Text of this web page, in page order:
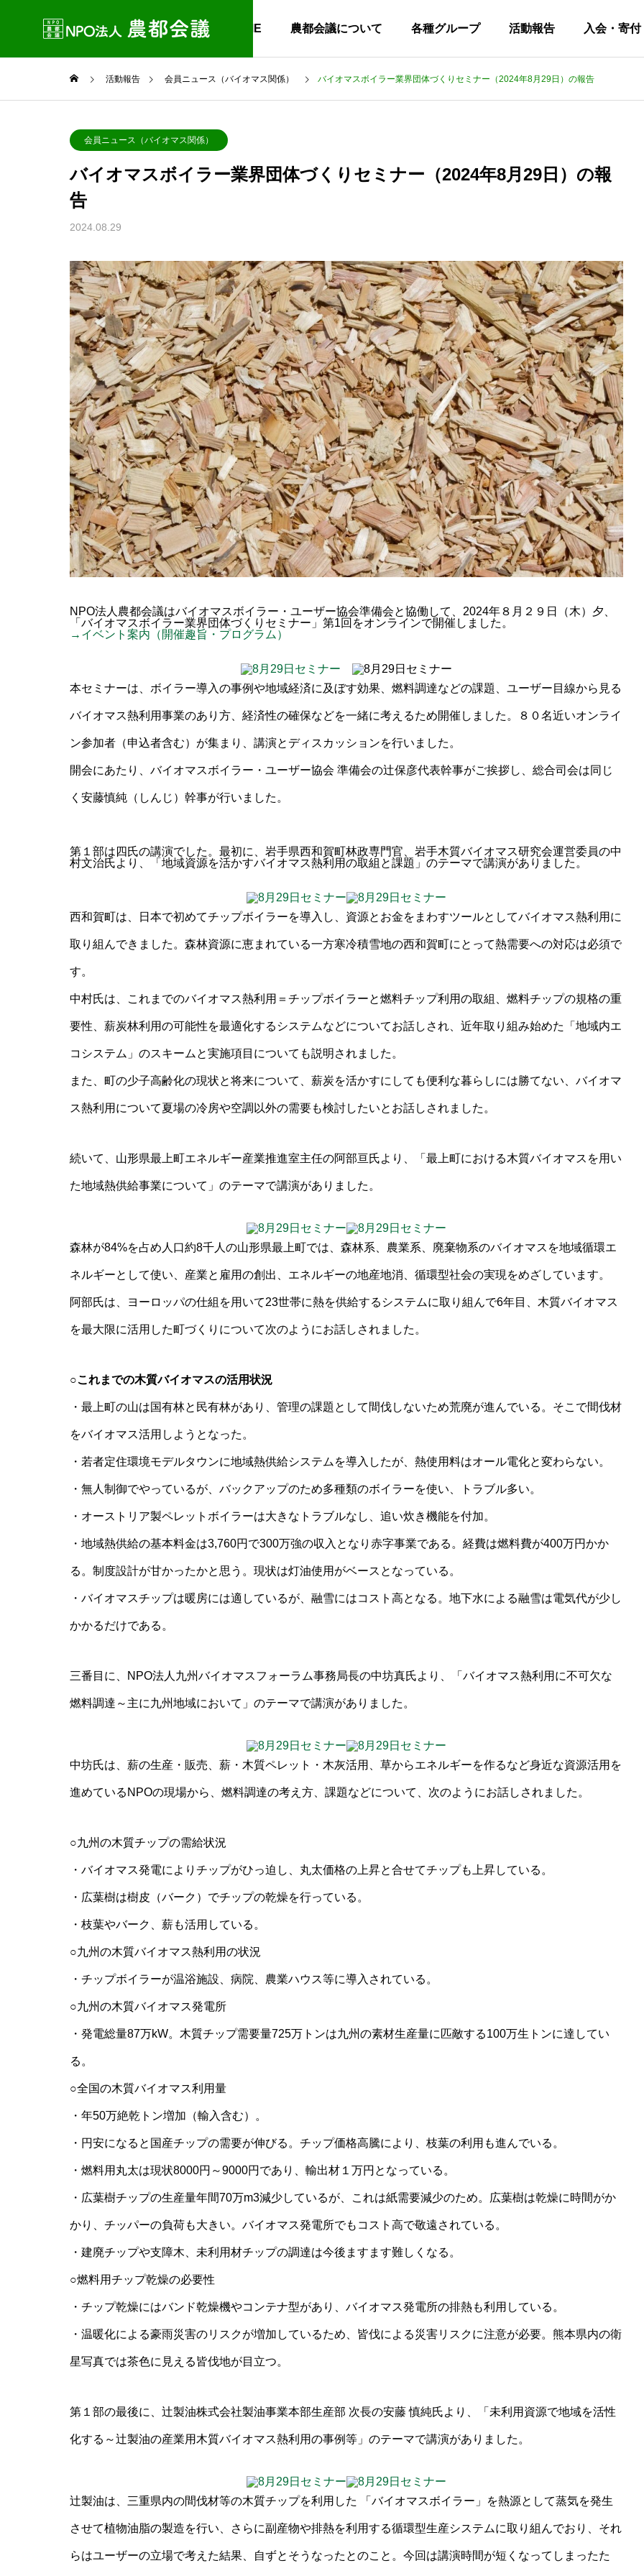
HOME 農都会議について 各種グループ 活動報告 入会・寄付
活動報告 会員ニュース（バイオマス関係） バイオマスボイラー業界団体づくりセミナー（2024年8月29日）の報告
会員ニュース（バイオマス関係）
バイオマスボイラー業界団体づくりセミナー（2024年8月29日）の報
告
2024.08.29
NPO法人農都会議はバイオマスボイラー・ユーザー協会準備会と協働して、2024年８月２９日（木）夕、
「バイオマスボイラー業界団体づくりセミナー」第1回をオンラインで開催しました。
→イベント案内（開催趣旨・プログラム）
本セミナーは、ボイラー導入の事例や地域経済に及ぼす効果、燃料調達などの課題、ユーザー目線から見る
バイオマス熱利用事業のあり方、経済性の確保などを一緒に考えるため開催しました。８０名近いオンライ
ン参加者（申込者含む）が集まり、講演とディスカッションを行いました。
開会にあたり、バイオマスボイラー・ユーザー協会 準備会の辻保彦代表幹事がご挨拶し、総合司会は同じ
く安藤慎純（しんじ）幹事が行いました。
第１部は四氏の講演でした。最初に、岩手県西和賀町林政専門官、岩手木質バイオマス研究会運営委員の中
村文治氏より、「地域資源を活かすバイオマス熱利用の取組と課題」のテーマで講演がありました。
西和賀町は、日本で初めてチップボイラーを導入し、資源とお金をまわすツールとしてバイオマス熱利用に
取り組んできました。森林資源に恵まれている一方寒冷積雪地の西和賀町にとって熱需要への対応は必須で
す。
中村氏は、これまでのバイオマス熱利用＝チップボイラーと燃料チップ利用の取組、燃料チップの規格の重
要性、薪炭林利用の可能性を最適化するシステムなどについてお話しされ、近年取り組み始めた「地域内エ
コシステム」のスキームと実施項目についても説明されました。
また、町の少子高齢化の現状と将来について、薪炭を活かすにしても便利な暮らしには勝てない、バイオマ
ス熱利用について夏場の冷房や空調以外の需要も検討したいとお話しされました。
続いて、山形県最上町エネルギー産業推進室主任の阿部亘氏より、「最上町における木質バイオマスを用い
た地域熱供給事業について」のテーマで講演がありました。
森林が84%を占め人口約8千人の山形県最上町では、森林系、農業系、廃棄物系のバイオマスを地域循環エ
ネルギーとして使い、産業と雇用の創出、エネルギーの地産地消、循環型社会の実現をめざしています。
阿部氏は、ヨーロッパの仕組を用いて23世帯に熱を供給するシステムに取り組んで6年目、木質バイオマス
を最大限に活用した町づくりについて次のようにお話しされました。
○これまでの木質バイオマスの活用状況
・最上町の山は国有林と民有林があり、管理の課題として間伐しないため荒廃が進んでいる。そこで間伐材
をバイオマス活用しようとなった。
・若者定住環境モデルタウンに地域熱供給システムを導入したが、熱使用料はオール電化と変わらない。
・無人制御でやっているが、バックアップのため多種類のボイラーを使い、トラブル多い。
・オーストリア製ペレットボイラーは大きなトラブルなし、追い炊き機能を付加。
・地域熱供給の基本料金は3,760円で300万強の収入となり赤字事業である。経費は燃料費が400万円かか
る。制度設計が甘かったかと思う。現状は灯油使用がベースとなっている。
・バイオマスチップは暖房には適しているが、融雪にはコスト高となる。地下水による融雪は電気代が少し
かかるだけである。
三番目に、NPO法人九州バイオマスフォーラム事務局長の中坊真氏より、「バイオマス熱利用に不可欠な
燃料調達～主に九州地域において」のテーマで講演がありました。
中坊氏は、薪の生産・販売、薪・木質ペレット・木灰活用、草からエネルギーを作るなど身近な資源活用を
進めているNPOの現場から、燃料調達の考え方、課題などについて、次のようにお話しされました。
○九州の木質チップの需給状況
・バイオマス発電によりチップがひっ迫し、丸太価格の上昇と合せてチップも上昇している。
・広葉樹は樹皮（バーク）でチップの乾燥を行っている。
・枝葉やバーク、薪も活用している。
○九州の木質バイオマス熱利用の状況
・チップボイラーが温浴施設、病院、農業ハウス等に導入されている。
○九州の木質バイオマス発電所
・発電総量87万kW。木質チップ需要量725万トンは九州の素材生産量に匹敵する100万生トンに達してい
る。
○全国の木質バイオマス利用量
・年50万絶乾トン増加（輸入含む）。
・円安になると国産チップの需要が伸びる。チップ価格高騰により、枝葉の利用も進んでいる。
・燃料用丸太は現状8000円～9000円であり、輸出材１万円となっている。
・広葉樹チップの生産量年間70万m3減少しているが、これは紙需要減少のため。広葉樹は乾燥に時間がか
かり、チッパーの負荷も大きい。バイオマス発電所でもコスト高で敬遠されている。
・建廃チップや支障木、未利用材チップの調達は今後ますます難しくなる。
○燃料用チップ乾燥の必要性
・チップ乾燥にはバンド乾燥機やコンテナ型があり、バイオマス発電所の排熱も利用している。
・温暖化による豪雨災害のリスクが増加しているため、皆伐による災害リスクに注意が必要。熊本県内の衛
星写真では茶色に見える皆伐地が目立つ。
第１部の最後に、辻製油株式会社製油事業本部生産部 次長の安藤 慎純氏より、「未利用資源で地域を活性
化する～辻製油の産業用木質バイオマス熱利用の事例等」のテーマで講演がありました。
辻製油は、三重県内の間伐材等の木質チップを利用した 「バイオマスボイラー」を熱源として蒸気を発生
させて植物油脂の製造を行い、さらに副産物や排熱を利用する循環型生産システムに取り組んでおり、それ
らはユーザーの立場で考えた結果、自ずとそうなったとのこと。今回は講演時間が短くなってしまったた